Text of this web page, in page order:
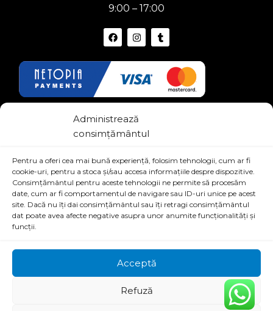
Administrează
consimțământul
Pentru a oferi cea mai bună experiență, folosim tehnologii, cum ar fi
cookie-uri, pentru a stoca și/sau accesa informațiile despre dispozitive.
Consimțământul pentru aceste tehnologii ne permite să procesăm
date, cum ar fi comportamentul de navigare sau ID-uri unice pe acest
site. Dacă nu îți dai consimțământul sau îți retragi consimțământul
dat poate avea afecte negative asupra unor anumite funcționalități și
funcții.
Acceptă
Refuză
9:00 – 17:00
Link-uri Utile
Termeni si conditii
Politica de confidentialitate
© shopv.ro - All Rights Reserved | Proudly Powered by
OneDigital&Brahma